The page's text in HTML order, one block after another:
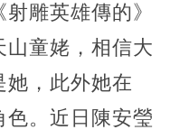
雕英雄傳的》
童姥，相信大
她，此外她在
。近日陳安瑩